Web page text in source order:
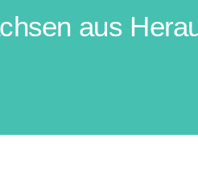
aus